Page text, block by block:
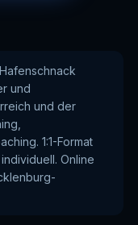
und
und der
1:1-Format
Online